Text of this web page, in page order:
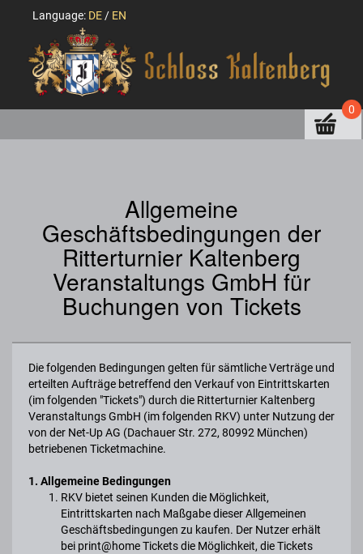
Language: DE / EN
0
Allgemeine
Geschäftsbedingungen der
Ritterturnier Kaltenberg
Veranstaltungs GmbH für
Buchungen von Tickets
Die folgenden Bedingungen gelten für sämtliche Verträge und
erteilten Aufträge betreffend den Verkauf von Eintrittskarten
(im folgenden "Tickets") durch die Ritterturnier Kaltenberg
Veranstaltungs GmbH (im folgenden RKV) unter Nutzung der
von der Net-Up AG (Dachauer Str. 272, 80992 München)
betriebenen Ticketmachine.
1. Allgemeine Bedingungen
RKV bietet seinen Kunden die Möglichkeit,
Eintrittskarten nach Maßgabe dieser Allgemeinen
Geschäftsbedingungen zu kaufen. Der Nutzer erhält
bei print@home Tickets die Möglichkeit, die Tickets